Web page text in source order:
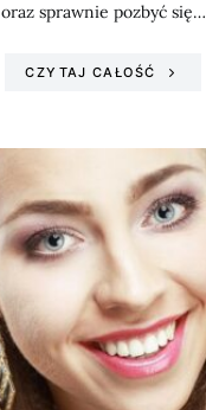
oraz sprawnie pozbyć się…
CZYTAJ CAŁOŚĆ